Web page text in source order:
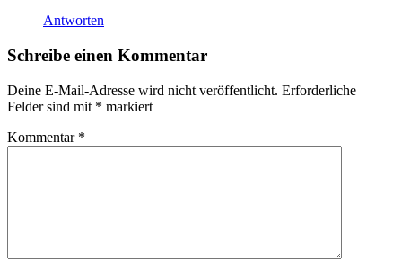
Antworten
Schreibe einen Kommentar
Deine E-Mail-Adresse wird nicht veröffentlicht. Erforderliche
Felder sind mit * markiert
Kommentar *